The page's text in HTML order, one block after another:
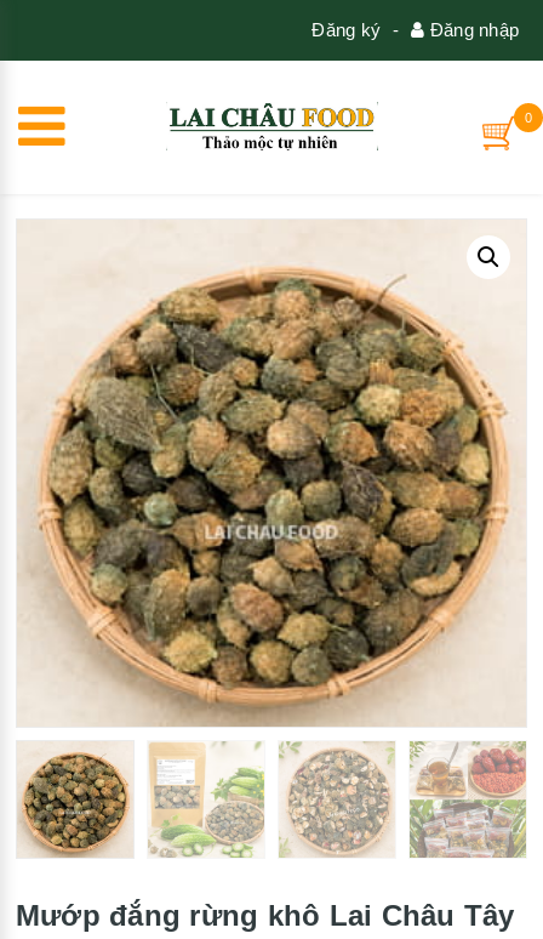
Đăng nhập
-
Đăng ký
0
Mướp đắng rừng khô Lai Châu Tây